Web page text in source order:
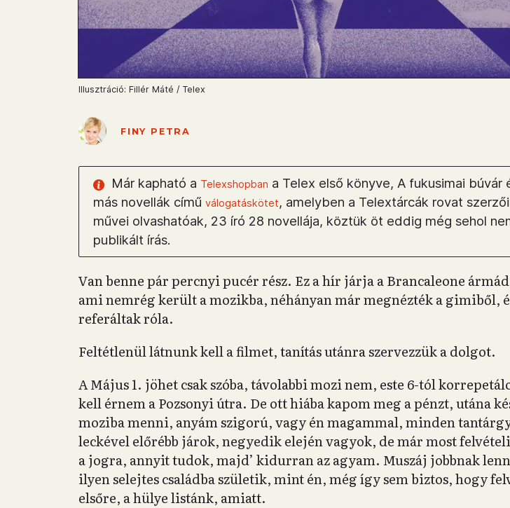
Illusztráció: Fillér Máté / Telex
FINY PETRA
Már kapható a Telexshopban a Telex első könyve, A fukusimai búvár
más novellák című válogatáskötet, amelyben a Telextárcák rovat
művei olvashatóak, 23 író 28 novellája, köztük öt eddig még sehol
publikált írás.
Van benne pár percnyi pucér rész. Ez a hír járja a Brancaleone
ami nemrég került a mozikba, néhányan már megnézték a gimiből,
referáltak róla.
Feltétlenül látnunk kell a filmet, tanítás utánra szervezzük a dolgot.
A Május 1. jöhet csak szóba, távolabbi mozi nem, este 6-tól
kell érnem a Pozsonyi útra. De ott hiába kapom meg a pénzt, utána
moziba menni, anyám szigorú, vagy én magammal, minden
leckével előrébb járok, negyedik elején vagyok, de már most
a jogra, annyit tudok, majd’ kidurran az agyam. Muszáj jobbnak
ilyen selejtes családba születik, mint én, még így sem biztos, hogy
elsőre, a hülye listánk, amiatt.